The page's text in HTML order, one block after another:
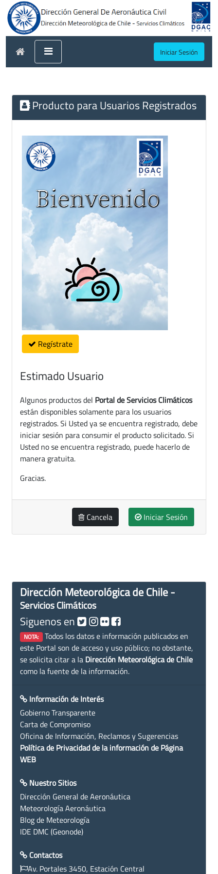
Iniciar Sesión
Producto para Usuarios Registrados
Regístrate
Estimado Usuario
Algunos productos del Portal de Servicios Climáticos
están disponibles solamente para los usuarios
registrados. Si Usted ya se encuentra registrado, debe
iniciar sesión para consumir el producto solicitado. Si
Usted no se encuentra registrado, puede hacerlo de
manera gratuita.
Gracias.
Cancela Iniciar Sesión
Dirección Meteorológica de Chile -
Servicios Climáticos
Siguenos en
NOTA: Todos los datos e información publicados en
este Portal son de acceso y uso público; no obstante,
se solicita citar a la Dirección Meteorológica de Chile
como la fuente de la información.
Información de Interés
Gobierno Transparente
Carta de Compromiso
Oficina de Información, Reclamos y Sugerencias
Política de Privacidad de la información de Página
WEB
Nuestro Sitios
Dirección General de Aeronáutica
Meteorología Aeronáutica
Blog de Meteorología
IDE DMC (Geonode)
Contactos
Av. Portales 3450, Estación Central